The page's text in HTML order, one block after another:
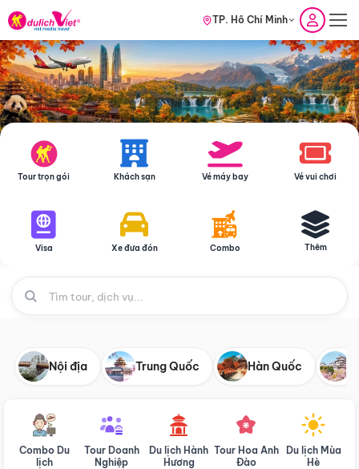
TP. Hồ Chí Minh
Tour trọn gói Khách sạn Vé máy bay Vé vui chơi
Visa Xe đưa đón Combo Thêm
Nội địa Trung Quốc Hàn Quốc
Combo Du
lịch
Tour Doanh
Nghiệp
Du lịch Hành
Hương
Tour Hoa Anh
Đào
Du lịch Mùa
Hè